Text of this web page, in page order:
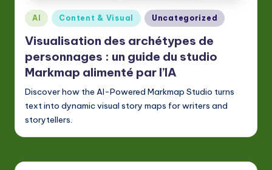
Posted
in
AI Content & Visual Uncategorized
Visualisation des archétypes de
personnages : un guide du studio
Markmap alimenté par l’IA
Discover how the AI-Powered Markmap Studio turns
text into dynamic visual story maps for writers and
storytellers.